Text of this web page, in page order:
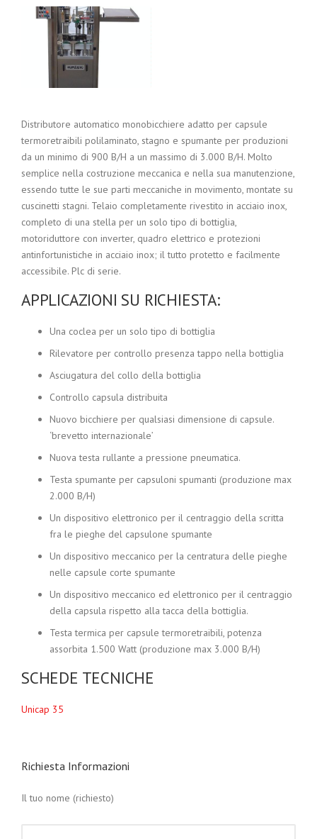
Distributore automatico monobicchiere adatto per capsule
termoretraibili polilaminato, stagno e spumante per produzioni
da un minimo di 900 B/H a un massimo di 3.000 B/H. Molto
semplice nella costruzione meccanica e nella sua manutenzione,
essendo tutte le sue parti meccaniche in movimento, montate su
cuscinetti stagni. Telaio completamente rivestito in acciaio inox,
completo di una stella per un solo tipo di bottiglia,
motoriduttore con inverter, quadro elettrico e protezioni
antinfortunistiche in acciaio inox; il tutto protetto e facilmente
accessibile. Plc di serie.
APPLICAZIONI SU RICHIESTA:
Una coclea per un solo tipo di bottiglia
Rilevatore per controllo presenza tappo nella bottiglia
Asciugatura del collo della bottiglia
Controllo capsula distribuita
Nuovo bicchiere per qualsiasi dimensione di capsule.
‘brevetto internazionale’
Nuova testa rullante a pressione pneumatica.
Testa spumante per capsuloni spumanti (produzione max
2.000 B/H)
Un dispositivo elettronico per il centraggio della scritta
fra le pieghe del capsulone spumante
Un dispositivo meccanico per la centratura delle pieghe
nelle capsule corte spumante
Un dispositivo meccanico ed elettronico per il centraggio
della capsula rispetto alla tacca della bottiglia.
Testa termica per capsule termoretraibili, potenza
assorbita 1.500 Watt (produzione max 3.000 B/H)
SCHEDE TECNICHE
Unicap 35
Richiesta Informazioni
Il tuo nome (richiesto)